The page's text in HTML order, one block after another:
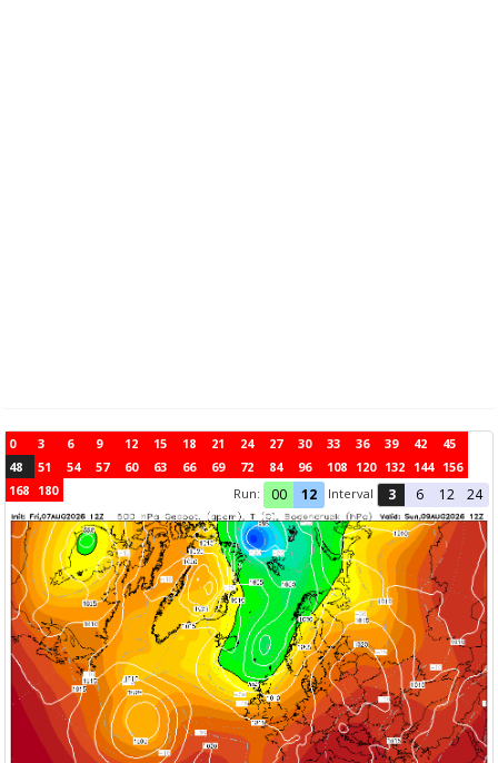
0 3 6 9 12 15 18 21 24 27 30 33 36 39 42
45
48
51 54 57 60 63 66 69 72 84 96 108 120 132 144 156
168 180 Run: 00 12 Interval 3 6 12 24